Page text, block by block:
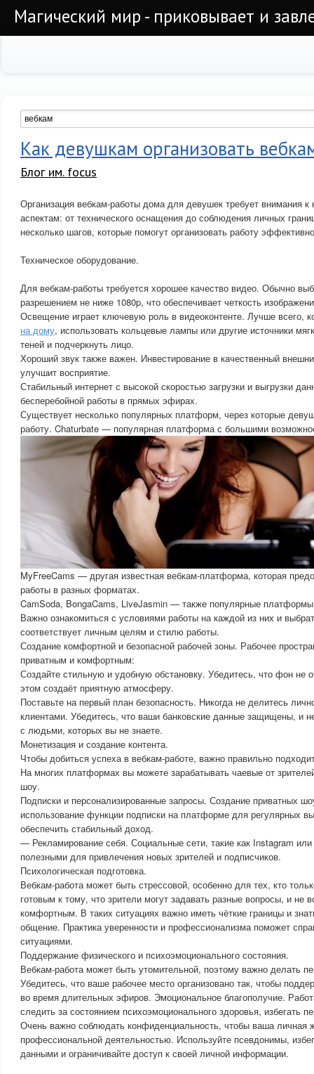
Магический мир - приковывает и
Как девушкам организовать
Блог им. focus
Организация вебкам-работы дома для девушек требует внимания
аспектам: от технического оснащения до соблюдения личных
несколько шагов, которые помогут организовать работу
Техническое оборудование.
Для вебкам-работы требуется хорошее качество видео. Обычно
разрешением не ниже 1080p, что обеспечивает четкость
Освещение играет ключевую роль в видеоконтенте. Лучше всего,
на дому, использовать кольцевые лампы или другие источники
теней и подчеркнуть лицо.
Хороший звук также важен. Инвестирование в качественный
улучшит восприятие.
Стабильный интернет с высокой скоростью загрузки и выгрузки
бесперебойной работы в прямых эфирах.
Существует несколько популярных платформ, через которые
работу. Chaturbate — популярная платформа с большими
MyFreeCams — другая известная вебкам-платформа, которая
работы в разных форматах.
CamSoda, BongaCams, LiveJasmin — также популярные
Важно ознакомиться с условиями работы на каждой из них и
соответствует личным целям и стилю работы.
Создание комфортной и безопасной рабочей зоны. Рабочее
приватным и комфортным:
Создайте стильную и удобную обстановку. Убедитесь, что фон не
этом создаёт приятную атмосферу.
Поставьте на первый план безопасность. Никогда не делитесь
клиентами. Убедитесь, что ваши банковские данные защищены, и
с людьми, которых вы не знаете.
Монетизация и создание контента.
Чтобы добиться успеха в вебкам-работе, важно правильно
На многих платформах вы можете зарабатывать чаевые от
шоу.
Подписки и персонализированные запросы. Создание приватных
использование функции подписки на платформе для регулярных
обеспечить стабильный доход.
— Рекламирование себя. Социальные сети, такие как Instagram или
полезными для привлечения новых зрителей и подписчиков.
Психологическая подготовка.
Вебкам-работа может быть стрессовой, особенно для тех, кто
готовым к тому, что зрители могут задавать разные вопросы, и не
комфортным. В таких ситуациях важно иметь чёткие границы и
общение. Практика уверенности и профессионализма поможет
ситуациями.
Поддержание физического и психоэмоционального состояния.
Вебкам-работа может быть утомительной, поэтому важно делать
Убедитесь, что ваше рабочее место организовано так, чтобы
во время длительных эфиров. Эмоциональное благополучие.
следить за состоянием психоэмоционального здоровья, избегать
Очень важно соблюдать конфиденциальность, чтобы ваша личная
профессиональной деятельностью. Используйте псевдонимы,
данными и ограничивайте доступ к своей личной информации.